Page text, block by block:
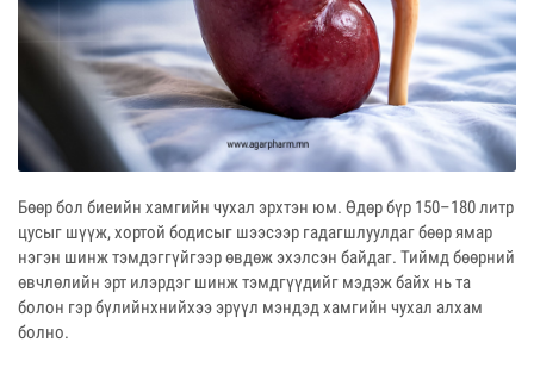
Бөөр бол биеийн хамгийн чухал эрхтэн юм. Өдөр бүр 150–180 литр
цусыг шүүж, хортой бодисыг шээсээр гадагшлуулдаг бөөр ямар
нэгэн шинж тэмдэггүйгээр өвдөж эхэлсэн байдаг. Тиймд бөөрний
өвчлөлийн эрт илэрдэг шинж тэмдгүүдийг мэдэж байх нь та
болон гэр бүлийнхнийхээ эрүүл мэндэд хамгийн чухал алхам
болно.